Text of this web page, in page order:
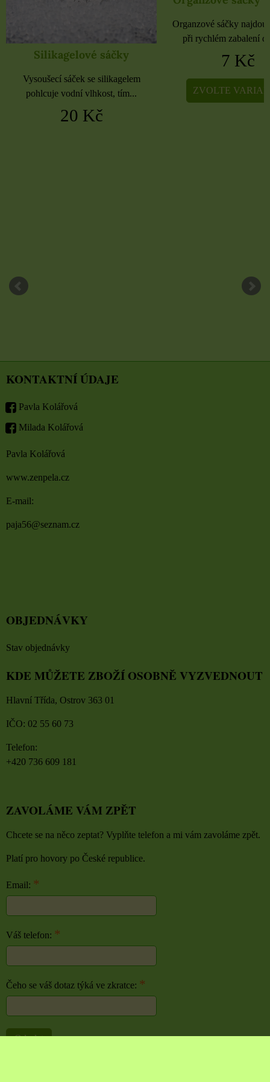
7 Kč
ZVOLTE VARIANTU
Organzové sáčky najdou
při rychlém zabalení
5 Kč
ZVOLTE
KONTAKTNÍ ÚDAJE
Pavla Kolářová
Milada Kolářová
Pavla Kolářová
www.zenpela.cz
E-mail:
paja56@seznam.cz
OBJEDNÁVKY
Stav objednávky
KDE MŮŽETE ZBOŽÍ OSOBNĚ VYZVEDNOUT
Hlavní Třída, Ostrov 363 01
IČO: 02 55 60 73
Telefon:
+420 736 609 181
ZAVOLÁME VÁM ZPĚT
Chcete se na něco zeptat? Vyplňte telefon a mi vám zavoláme zpět.
Platí pro hovory po České republice.
Email: *
Váš telefon: *
Čeho se váš dotaz týká ve zkratce: *
Odeslat